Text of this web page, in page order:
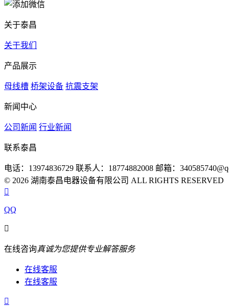
关于泰昌
关于我们
产品展示
母线槽 桥架设备 抗震支架
新闻中心
公司新闻 行业新闻
联系泰昌
电话：13974836729 联系人：18774882008 邮箱：
© 2026 湖南泰昌电器设备有限公司 ALL RIGHTS

QQ

在线咨询真诚为您提供专业解答服务
在线客服
在线客服
